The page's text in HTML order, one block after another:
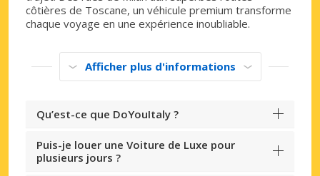
côtières de Toscane, un véhicule premium transforme
chaque voyage en une expérience inoubliable.
Afficher plus d'informations
Qu’est-ce que DoYouItaly ?
Puis-je louer une Voiture de Luxe pour
plusieurs jours ?